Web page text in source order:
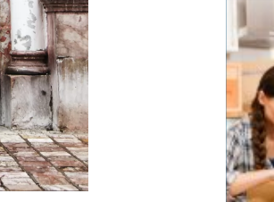
når
over